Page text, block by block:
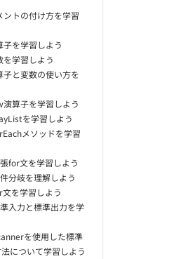
トの付け方を学習
を学習しよう
学習しよう
と変数の使い方を
算子を学習しよう
を学習しよう
メソッドを学習
for文を学習しよう
分岐を理解しよう
を学習しよう
入力と標準出力を学
を使用した標準
について学習しよう